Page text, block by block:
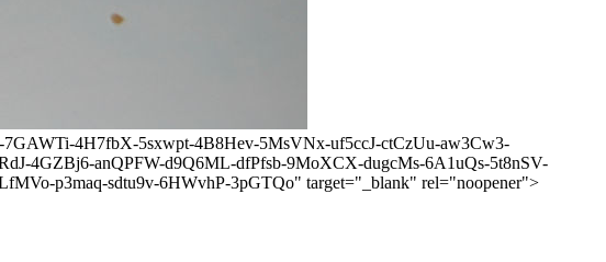
4H7fbX-5sxwpt-4B8Hev-5MsVNx-uf5ccJ-ctCzUu-aw3Cw3-
4GZBj6-anQPFW-d9Q6ML-dfPfsb-9MoXCX-dugcMs-6A1uQs-5t8nSV-
p3maq-sdtu9v-6HWvhP-3pGTQo" target="_blank" rel="noopener">